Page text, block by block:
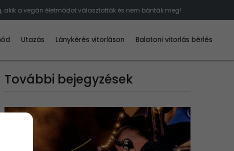
akik a vegán életmódot választották és nem bánták meg!
Utazás Lánykérés vitorláson Balatoni vitorlás bérlés
További bejegyzések